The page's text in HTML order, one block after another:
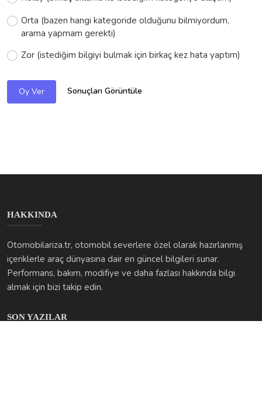
Orta (bazen hangi kategoride olduğunu bilmiyordum,
arama yapmam gerekti)
Zor (istediğim bilgiyi bulmak için birkaç kez hata yaptım)
Oy Ver Sonuçları Görüntüle
HAKKINDA
Otomobilariza.tr, otomobil severlere özel olarak hazırlanmış
içeriklerle araç dünyasına dair en güncel bilgileri sunar.
Performans, bakım, modifiye ve daha fazlası hakkında bilgi
almak için bizi takip edin.
SON YAZILAR